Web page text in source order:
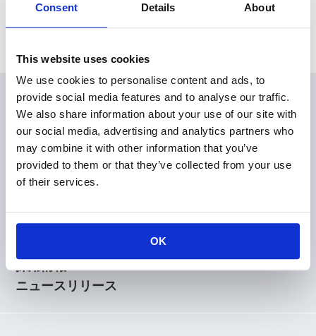
Consent Details About
This website uses cookies
We use cookies to personalise content and ads, to
provide social media features and to analyse our traffic.
We also share information about your use of our site with
our social media, advertising and analytics partners who
may combine it with other information that you’ve
provided to them or that they’ve collected from your use
of their services.
OK
英国現代奴隷法に関する声明
会員
製品情報
KOAの技術
アプリケーションガイド
設計支援
企業情報
採用情報
ニュースリリース